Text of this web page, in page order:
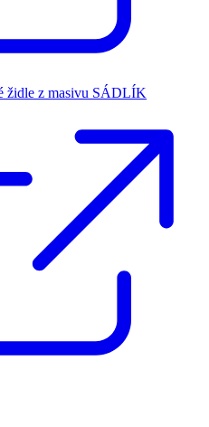
židle z masivu SÁDLÍK